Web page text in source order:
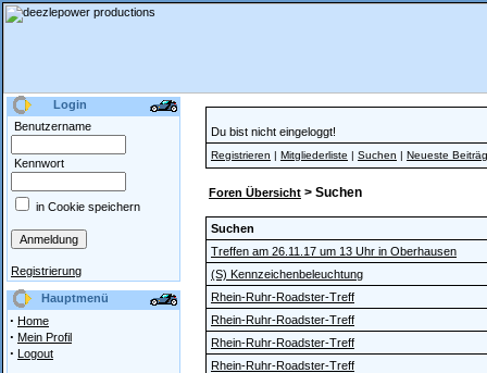
Login
Benutzername
Kennwort
in Cookie speichern
Registrierung
Hauptmenü
· Home
· Mein Profil
· Logout
Du bist nicht eingeloggt!
Registrieren | Mitgliederliste | Suchen | Neueste
Foren Übersicht > Suchen
Suchen
Treffen am 26.11.17 um 13 Uhr in Oberhausen
(S) Kennzeichenbeleuchtung
Rhein-Ruhr-Roadster-Treff
Rhein-Ruhr-Roadster-Treff
Rhein-Ruhr-Roadster-Treff
Rhein-Ruhr-Roadster-Treff